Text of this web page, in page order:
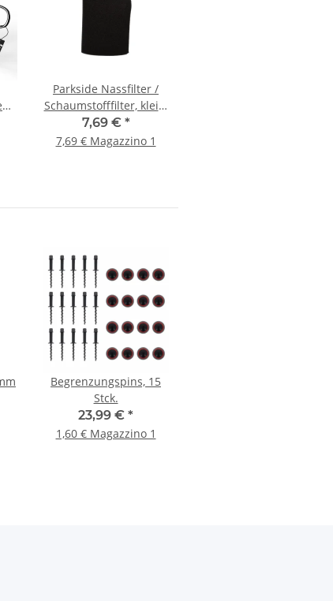
Parkside Nassfilter /
Schaumstofffilter, klein,
einseitig offen
7,69 € *
7,69 € Magazzino 1
Begrenzungspins, 15
Stck.
23,99 € *
1,60 € Magazzino 1